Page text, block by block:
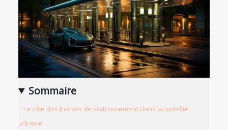
Sommaire
Le rôle des bornes de stationnement dans la mobilité
urbaine